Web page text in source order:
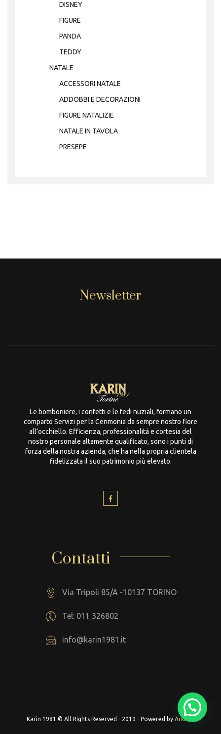
DISNEY
FIGURE
PANDA
TEDDY
NATALE
ACCESSORI NATALE
ADDOBBI E DECORAZIONI
FIGURE NATALIZIE
NATALE IN TAVOLA
PRESEPE
Newsletter
Le bomboniere, i confetti e le fedi nuziali, formano un
comparto Servizi per la Cerimonia da sempre nostro fiore
all’occhiello. Efficienza, professionalità e cortesia del
nostro personale altamente qualificato, sono i punti di
forza della nostra azienda, che ha nella propria clientela
fidelizzata il suo patrimonio più elevato.
Contatti
Via Tripoli 85/A -10137 TORINO
Tel: 011 326802
info@karin1981.it
Karin 1981 © All Rights Reserved - 2019 - Powered by Arkeba